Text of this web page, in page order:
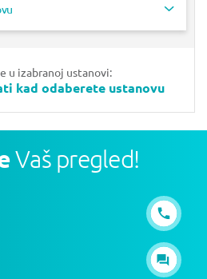
u izabranoj ustanovi:
kad odaberete ustanovu
Vaš pregled!